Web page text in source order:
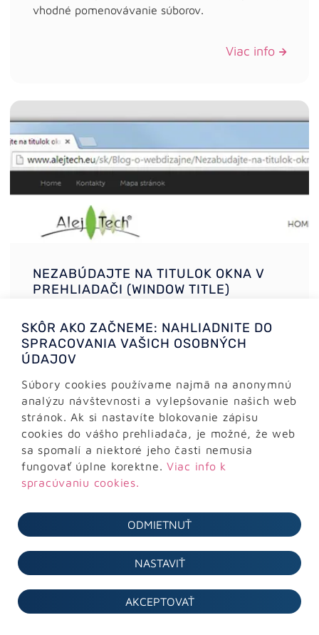
vhodné pomenovávanie súborov.
Viac info
NEZABÚDAJTE NA TITULOK OKNA V
PREHLIADAČI (WINDOW TITLE)
Názov stránky (html elementtitle
považovaný za jeden z najdôležitejších prvkov
vrchole v okne prehliadača po načítaní stránky.
Titulok okna je veľmi dôležitý pre vyhľadávače,
napríklad Google. Je jeden z atribútov, ktoré
Google vyhodnocuje, a na základe ktorého
určuje poradie stránky vo výsledkoch
vyhľadávania.
Viac info
SKÔR AKO ZAČNEME: NAHLIADNITE DO
SPRACOVANIA VAŠICH OSOBNÝCH
ÚDAJOV
Súbory cookies používame najmä na anonymnú
analýzu návštevnosti a vylepšovanie našich web
stránok. Ak si nastavíte blokovanie zápisu
cookies do vášho prehliadača, je možné, že web
sa spomalí a niektoré jeho časti nemusia
fungovať úplne korektne.Viac info k
spracúvaniu cookies.
ODMIETNUŤ
NASTAVIŤ
AKCEPTOVAŤ